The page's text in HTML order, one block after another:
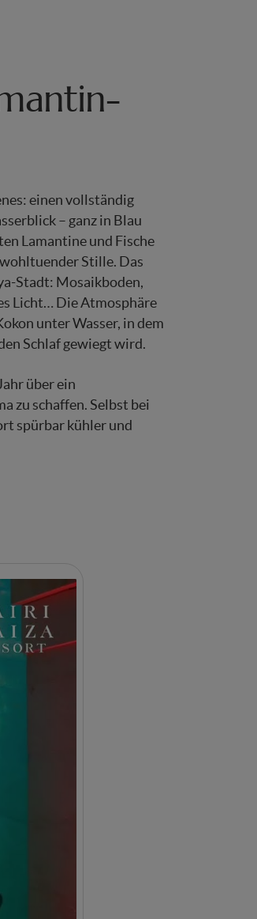
einen vollständig
– ganz in Blau
Lamantine und Fische
Stille. Das
Stadt: Mosaikboden,
Licht… Die Atmosphäre
unter Wasser, in dem
Schlaf gewiegt wird.
über ein
zu schaffen. Selbst bei
spürbar kühler und